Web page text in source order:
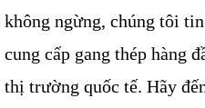
không ngừng, chúng tôi
cung cấp gang thép hàng
thị trường quốc tế. Hãy